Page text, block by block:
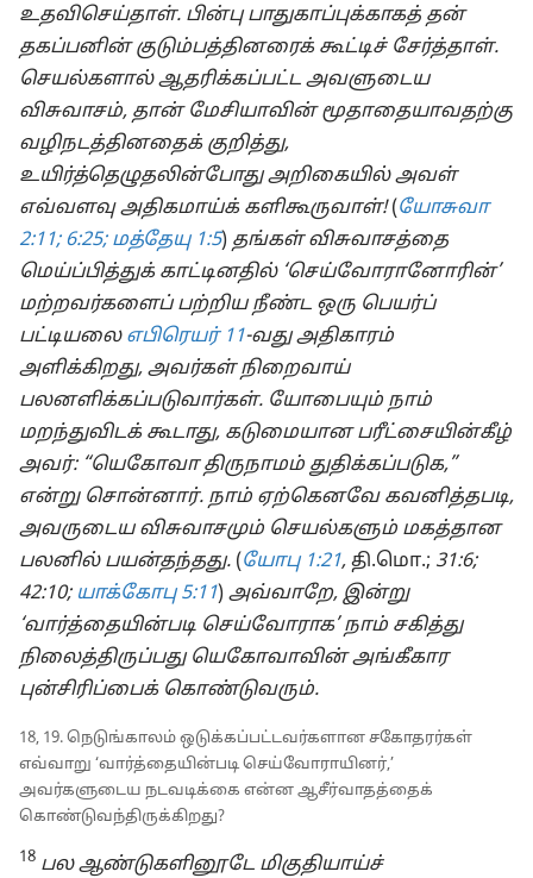
உதவிசெய்தாள். பின்பு பாதுகாப்புக்காகத் தன்
தகப்பனின் குடும்பத்தினரைக் கூட்டிச் சேர்த்தாள்.
செயல்களால் ஆதரிக்கப்பட்ட அவளுடைய
விசுவாசம், தான் மேசியாவின் மூதாதையாவதற்கு
வழிநடத்தினதைக் குறித்து,
உயிர்த்தெழுதலின்போது அறிகையில் அவள்
எவ்வளவு அதிகமாய்க் களிகூருவாள்!(யோசுவா
2:11; 6:25; மத்தேயு 1:5) தங்கள் விசுவாசத்தை
மெய்ப்பித்துக் காட்டினதில் ‘செய்வோரானோரின்’
மற்றவர்களைப் பற்றிய நீண்ட ஒரு பெயர்ப்
பட்டியலை எபிரெயர் 11-வது அதிகாரம்
அளிக்கிறது, அவர்கள் நிறைவாய்
பலனளிக்கப்படுவார்கள். யோபையும் நாம்
மறந்துவிடக் கூடாது, கடுமையான பரீட்சையின்கீழ்
அவர்: “யெகோவா திருநாமம் துதிக்கப்படுக,”
என்று சொன்னார். நாம் ஏற்கெனவே கவனித்தபடி,
அவருடைய விசுவாசமும் செயல்களும் மகத்தான
பலனில் பயன்தந்தது. (யோபு 1:21, தி.மொ.; 31:6;
42:10; யாக்கோபு 5:11) அவ்வாறே, இன்று
‘வார்த்தையின்படி செய்வோராக’ நாம் சகித்து
நிலைத்திருப்பது யெகோவாவின் அங்கீகார
புன்சிரிப்பைக் கொண்டுவரும்.
18, 19. நெடுங்காலம் ஒடுக்கப்பட்டவர்களான சகோதரர்கள்
எவ்வாறு ‘வார்த்தையின்படி செய்வோராயினர்,’
அவர்களுடைய நடவடிக்கை என்ன ஆசீர்வாதத்தைக்
கொண்டுவந்திருக்கிறது?
18 பல ஆண்டுகளினூடே மிகுதியாய்ச்